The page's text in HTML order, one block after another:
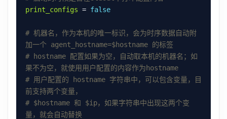
print_configs = false
# 机器名，作为本机的唯一标识，会为时序数据自动附
加一个 agent_hostname=$hostname 的标签
# hostname 配置如果为空，自动取本机的机器名；如
果不为空，就使用用户配置的内容作为hostname
# 用户配置的 hostname 字符串中，可以包含变量，目
前支持两个变量，
# $hostname 和 $ip，如果字符串中出现这两个变
量，就会自动替换